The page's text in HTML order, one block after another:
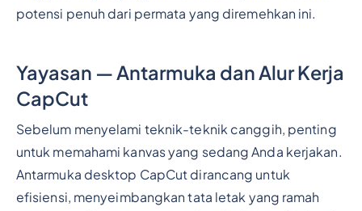
potensi penuh dari permata yang diremehkan ini.
Yayasan — Antarmuka dan Alur Kerja
CapCut
Sebelum menyelami teknik-teknik canggih, penting
untuk memahami kanvas yang sedang Anda kerjakan.
Antarmuka desktop CapCut dirancang untuk
efisiensi, menyeimbangkan tata letak yang ramah